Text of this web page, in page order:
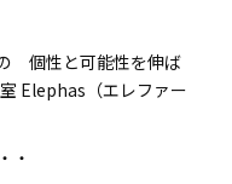
個性と可能性を伸ば
Elephas（エレファー
・